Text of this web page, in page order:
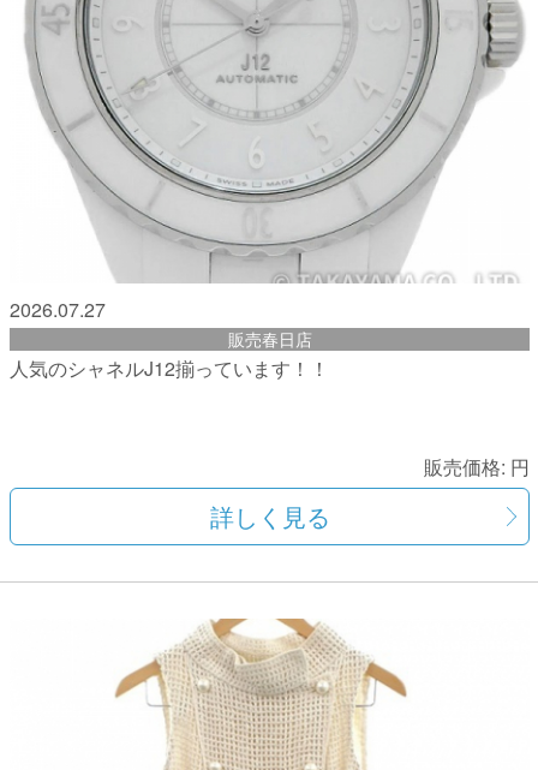
2026.07.27
販売春日店
人気のシャネルJ12揃っています！！
販売価格: 円
詳しく見る